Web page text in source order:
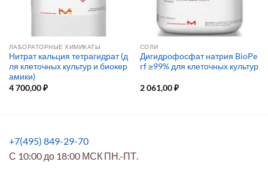
ЛАБОРАТОРНЫЕ ХИМИКАТЫ
Нитрат кальция тетрагидрат (д
ля клеточных культур и биокер
амики)
4 700,00₽
СОЛИ
Дигидрофосфат натрия BioPe
rf ≥99% для клеточных культур
2 061,00₽
+7(495) 849-29-70
С 10:00 до 18:00 МСК ПН.-ПТ.